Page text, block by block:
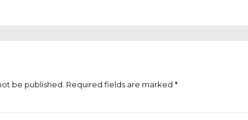
be published. Required fields are marked *